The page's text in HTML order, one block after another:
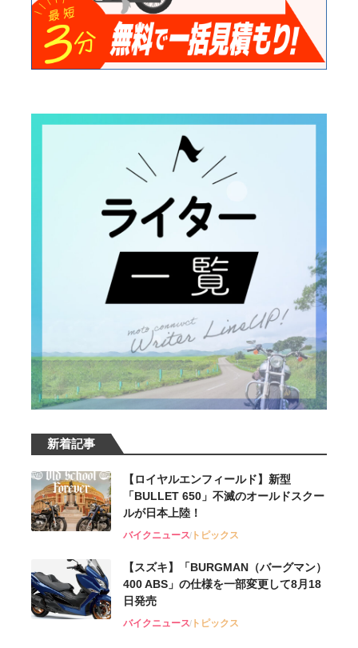
新着記事
【ロイヤルエンフィールド】新型
「BULLET 650」不滅のオールドスクー
ルが⽇本上陸！
バイクニューストピックス
【スズキ】「BURGMAN（バーグマン）
400 ABS」の仕様を一部変更して8月18
日発売
バイクニューストピックス